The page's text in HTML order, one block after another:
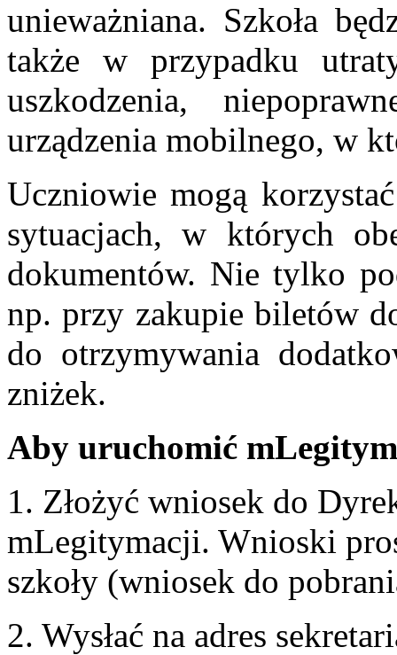
unieważniana. Szkoła
także w przypadku
uszkodzenia,
urządzenia mobilnego, w
Uczniowie mogą
sytuacjach, w których
dokumentów. Nie tylko
np. przy zakupie biletów
do otrzymywania
zniżek.
Aby uruchomić
1. Złożyć wniosek do
mLegitymacji. Wnioski
szkoły (wniosek do
2. Wysłać na adres